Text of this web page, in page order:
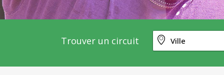
Trouver un circuit Ville